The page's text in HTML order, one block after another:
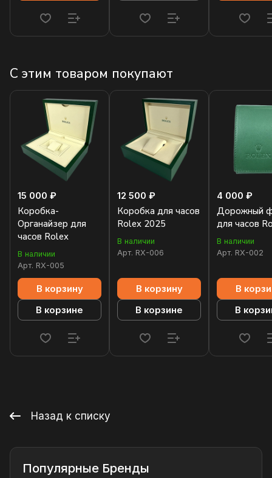
С этим товаром покупают
15 000 ₽
Коробка-
Органайзер для
часов Rolex
В наличии
Арт. RX-005
В корзину
В корзине
12 500 ₽
Коробка для часов
Rolex 2025
В наличии
Арт. RX-006
В корзину
В корзине
4 000 ₽
Дорожный
для часов
В наличии
Арт. RX-002
В
В
Назад к списку
Популярные Бренды